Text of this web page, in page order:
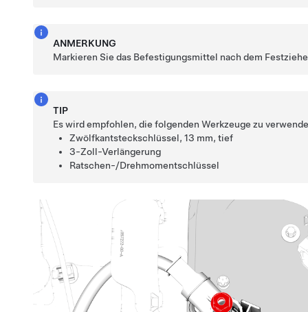
ANMERKUNG
Markieren Sie das Befestigungsmittel nach dem
TIP
Es wird empfohlen, die folgenden Werkzeuge zu
Zwölfkantsteckschlüssel, 13 mm, tief
3-Zoll-Verlängerung
Ratschen-/Drehmomentschlüssel